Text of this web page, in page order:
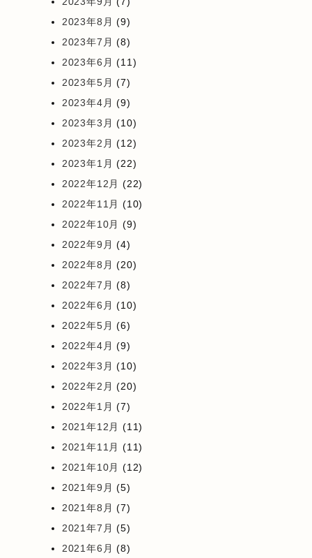
2023年8月 (9)
2023年7月 (8)
2023年6月 (11)
2023年5月 (7)
2023年4月 (9)
2023年3月 (10)
2023年2月 (12)
2023年1月 (22)
2022年12月 (22)
2022年11月 (10)
2022年10月 (9)
2022年9月 (4)
2022年8月 (20)
2022年7月 (8)
2022年6月 (10)
2022年5月 (6)
2022年4月 (9)
2022年3月 (10)
2022年2月 (20)
2022年1月 (7)
2021年12月 (11)
2021年11月 (11)
2021年10月 (12)
2021年9月 (5)
2021年8月 (7)
2021年7月 (5)
2021年6月 (8)